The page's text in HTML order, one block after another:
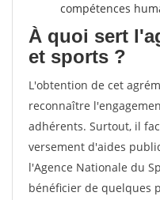
compétences
À quoi sert
et sports ?
L'obtention de cet
reconnaître
adhérents. Surtout, il
versement d'aides
l'Agence Nationale du
bénéficier de quelques